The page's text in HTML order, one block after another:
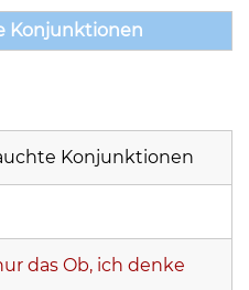
Konjunktionen
Konjunktionen
das Ob, ich denke